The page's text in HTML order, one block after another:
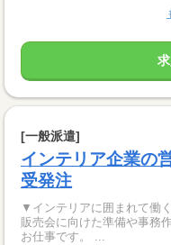
[一般派遣]
インテリア企業の
受発注
▼インテリアに囲まれて働
販売会に向けた準備や事務
お仕事です。 ...